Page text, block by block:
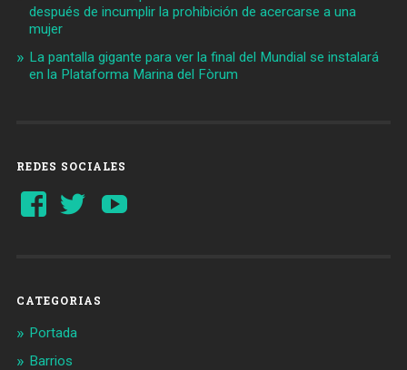
después de incumplir la prohibición de acercarse a una
mujer
La pantalla gigante para ver la final del Mundial se instalará
en la Plataforma Marina del Fòrum
REDES SOCIALES
Ver
perfil
Ver
perfil
CATEGORIAS
Portada
Barrios